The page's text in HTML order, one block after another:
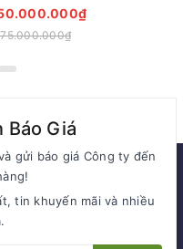
HH1001 ZALAA Fortune
Series
Báo Giá
gửi báo giá Công ty đến
tin khuyến mãi và nhiều